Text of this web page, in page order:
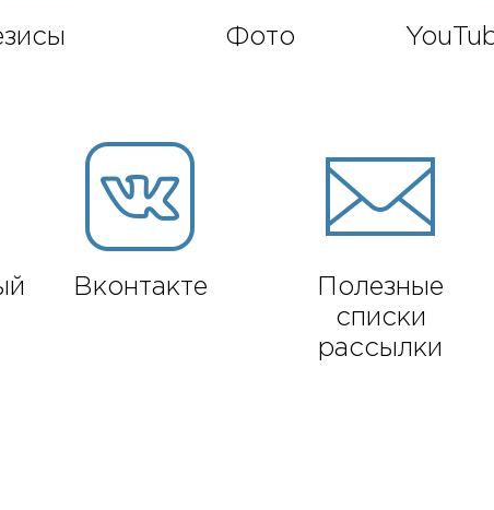
Фото
Вконтакте
Полезные
списки
рассылки